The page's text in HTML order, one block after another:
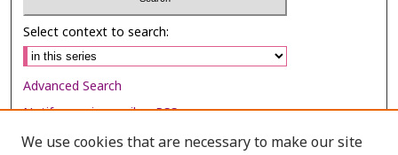
Select context to search:
Advanced Search
Notify me via email orRSS
We use cookies that are necessary to make our site